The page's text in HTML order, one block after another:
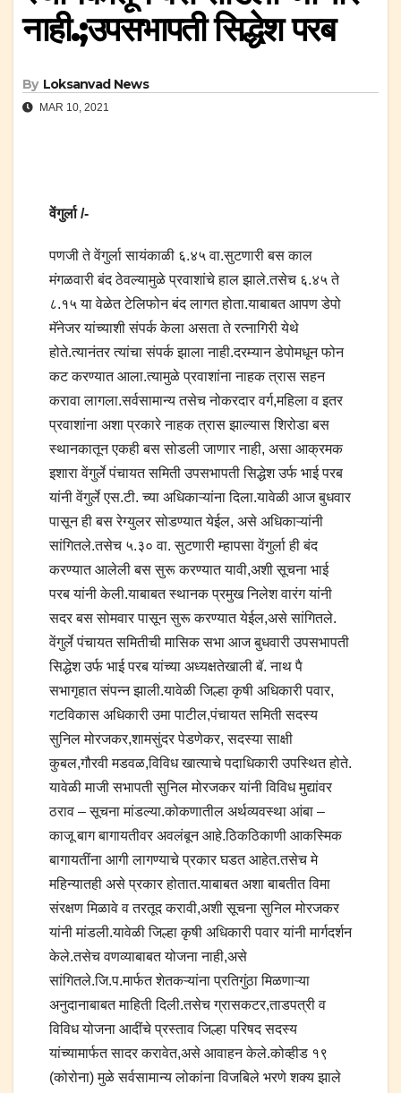
नाही.;उपसभापती सिद्धेश परब
By Loksanvad News
MAR 10, 2021
वेंगुर्ला /-
पणजी ते वेंगुर्ला सायंकाळी ६.४५ वा.सुटणारी बस काल
मंगळवारी बंद ठेवल्यामुळे प्रवाशांचे हाल झाले.तसेच ६.४५ ते
८.१५ या वेळेत टेलिफोन बंद लागत होता.याबाबत आपण डेपो
मॅनेजर यांच्याशी संपर्क केला असता ते रत्नागिरी येथे
होते.त्यानंतर त्यांचा संपर्क झाला नाही.दरम्यान डेपोमधून फोन
कट करण्यात आला.त्यामुळे प्रवाशांना नाहक त्रास सहन
करावा लागला.सर्वसामान्य तसेच नोकरदार वर्ग,महिला व इतर
प्रवाशांना अशा प्रकारे नाहक त्रास झाल्यास शिरोडा बस
स्थानकातून एकही बस सोडली जाणार नाही, असा आक्रमक
इशारा वेंगुर्ले पंचायत समिती उपसभापती सिद्धेश उर्फ भाई परब
यांनी वेंगुर्ले एस.टी. च्या अधिकाऱ्यांना दिला.यावेळी आज बुधवार
पासून ही बस रेग्युलर सोडण्यात येईल, असे अधिकाऱ्यांनी
सांगितले.तसेच ५.३० वा. सुटणारी म्हापसा वेंगुर्ला ही बंद
करण्यात आलेली बस सुरू करण्यात यावी,अशी सूचना भाई
परब यांनी केली.याबाबत स्थानक प्रमुख निलेश वारंग यांनी
सदर बस सोमवार पासून सुरू करण्यात येईल,असे सांगितले.
वेंगुर्ले पंचायत समितीची मासिक सभा आज बुधवारी उपसभापती
सिद्धेश उर्फ भाई परब यांच्या अध्यक्षतेखाली बॅ. नाथ पै
सभागृहात संपन्न झाली.यावेळी जिल्हा कृषी अधिकारी पवार,
गटविकास अधिकारी उमा पाटील,पंचायत समिती सदस्य
सुनिल मोरजकर,शामसुंदर पेडणेकर, सदस्या साक्षी
कुबल,गौरवी मडवळ,विविध खात्याचे पदाधिकारी उपस्थित होते.
यावेळी माजी सभापती सुनिल मोरजकर यांनी विविध मुद्यांवर
ठराव – सूचना मांडल्या.कोकणातील अर्थव्यवस्था आंबा –
काजू बाग बागायतीवर अवलंबून आहे.ठिकठिकाणी आकस्मिक
बागायतींना आगी लागण्याचे प्रकार घडत आहेत.तसेच मे
महिन्यातही असे प्रकार होतात.याबाबत अशा बाबतीत विमा
संरक्षण मिळावे व तरतूद करावी,अशी सूचना सुनिल मोरजकर
यांनी मांडली.यावेळी जिल्हा कृषी अधिकारी पवार यांनी मार्गदर्शन
केले.तसेच वणव्याबाबत योजना नाही,असे
सांगितले.जि.प.मार्फत शेतकऱ्यांना प्रतिगुंठा मिळणाऱ्या
अनुदानाबाबत माहिती दिली.तसेच ग्रासकटर,ताडपत्री व
विविध योजना आदींचे प्रस्ताव जिल्हा परिषद सदस्य
यांच्यामार्फत सादर करावेत,असे आवाहन केले.कोव्हीड १९
(कोरोना) मुळे सर्वसामान्य लोकांना विजबिले भरणे शक्य झाले